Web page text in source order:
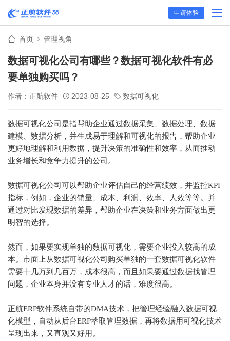
申请体验
首页 管理视角
数据可视化公司有哪些？数据可视化软件有必
要单独购买吗？
作者：正航软件 2023-08-25 数据可视化
数据可视化公司是指帮助企业通过数据采集、数据处理、数据
建模、数据分析，并生成易于理解和可视化的报告，帮助企业
更好地理解和利用数据，提升决策的准确性和效率，从而推动
业务增长和竞争力提升的公司。
数据可视化公司可以帮助企业评估自己的经营绩效，并监控KPI
指标，例如，企业的销量、成本、利润、效率、人效等等。并
通过对比发现数据的差异，帮助企业在决策和业务方面做出更
明智的选择。
然而，如果要实现单独的数据可视化，需要企业投入较高的成
本。市面上从数据可视化公司购买单独的一套数据可视化软件
需要十几万到几百万，成本很高，而且如果要通过数据找管理
问题，企业本身并没有专业人才的话，难度很高。
正航ERP软件系统自带的DMA技术，把管理经验融入数据可视
化模型，自动从后台ERP萃取管理数据，再将数据用可视化技术
呈现出来，又直观又好用。